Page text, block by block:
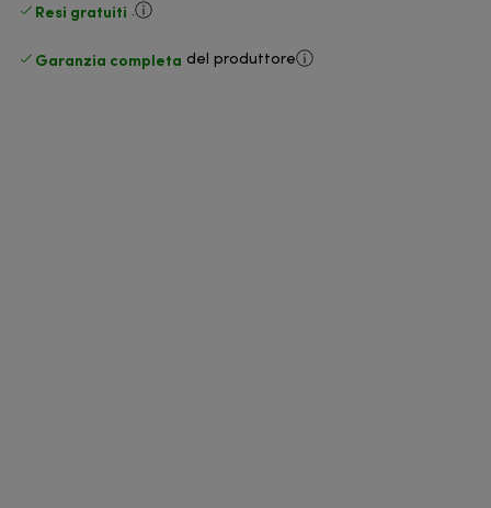
Resi gratuiti .
Garanzia completa del produttore